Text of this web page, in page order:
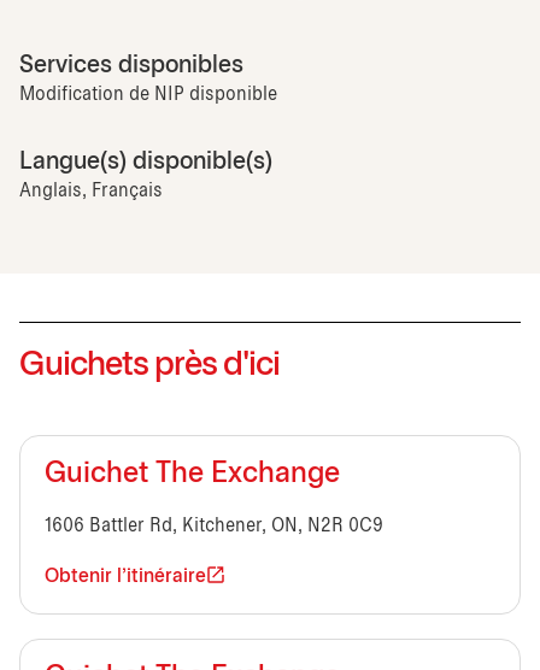
Services disponibles
Modification de NIP disponible
Langue(s) disponible(s)
Anglais, Français
Guichets près d'ici
Guichet The Exchange
1606 Battler Rd, Kitchener, ON, N2R 0C9
Obtenir l'itinéraire